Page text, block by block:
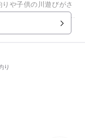
や子供の川遊びがさ
場と高床式常設テント
り